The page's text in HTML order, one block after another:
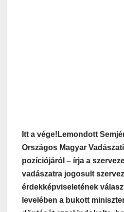
Itt a vége! Lemondott
Országos Magyar
pozíciójáról – írja a
vadászatra jogosult
érdekképviseletének
levelében a bukott